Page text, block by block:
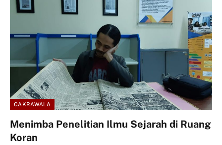
CAKRAWALA
Menimba Penelitian Ilmu Sejarah di Ruang
Koran